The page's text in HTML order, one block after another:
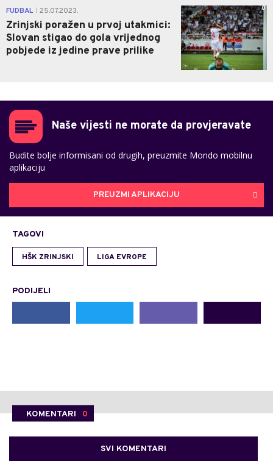
FUDBAL 25.07.2023.
Zrinjski poražen u prvoj utakmici:
Slovan stigao do gola vrijednog
pobjede iz jedine prave prilike
0
Naše vijesti ne morate da provjeravate
Budite bolje informisani od drugih, preuzmite Mondo mobilnu
aplikaciju
PREUZMI APLIKACIJU
TAGOVI
HŠK ZRINJSKI LIGA EVROPE
PODIJELI
KOMENTARI 0
SVI KOMENTARI